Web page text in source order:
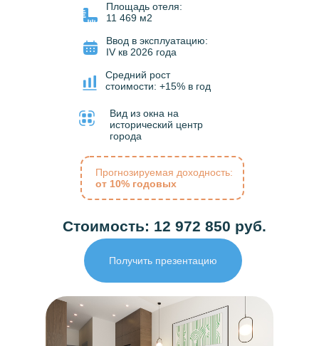
Получить презентацию
Ввод в эксплуатацию:
IV кв 2026 года
Средний рост
стоимости: +15% в год
Вид из окна на
исторический центр
города
Площадь отеля:
11 469 м2
Прогнозируемая доходность:
от 10% годовых
Стоимость: 12 972 850 руб.